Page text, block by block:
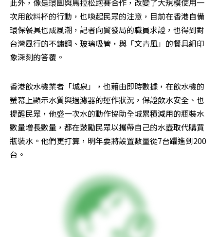
次用飲料杯的行動，也喚起民眾的注意，目前在香港自備
環保餐具也成風潮，記者向貿發局的職員求證，也得到對
台灣風行的不鏽鋼、玻璃吸管，與「文青風」的餐具組印
象深刻的答覆。
香港飲水機業者「城泉」，也藉由即時數據，在飲水機的
螢幕上顯示水質與過濾器的運作狀況，保證飲水安全、也
提醒民眾，他盛一次水的動作協助全城累積減用的瓶裝水
數量增長數量，都在鼓勵民眾以攜帶自己的水壺取代購買
瓶裝水。他們更打算，明年要將設置數量從7台躍進到200
台。